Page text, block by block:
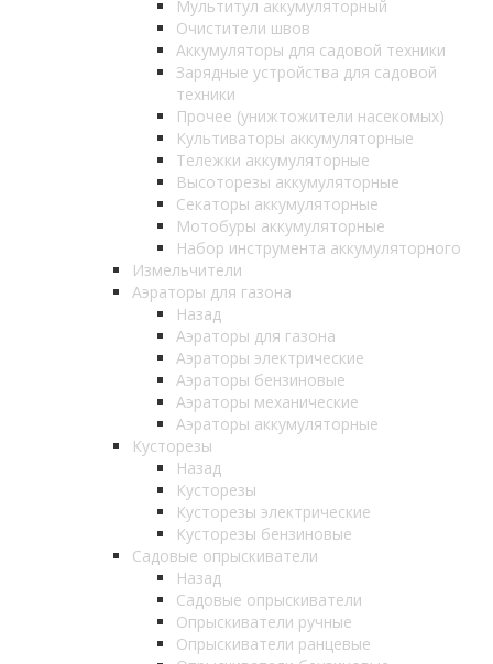
Мультитул аккумуляторный
Очистители швов
Аккумуляторы для садовой техники
Зарядные устройства для садовой
техники
Прочее (унижтожители насекомых)
Культиваторы аккумуляторные
Тележки аккумуляторные
Высоторезы аккумуляторные
Секаторы аккумуляторные
Мотобуры аккумуляторные
Набор инструмента аккумуляторного
Измельчители
Аэраторы для газона
Назад
Аэраторы для газона
Аэраторы электрические
Аэраторы бензиновые
Аэраторы механические
Аэраторы аккумуляторные
Кусторезы
Назад
Кусторезы
Кусторезы электрические
Кусторезы бензиновые
Садовые опрыскиватели
Назад
Садовые опрыскиватели
Опрыскиватели ручные
Опрыскиватели ранцевые